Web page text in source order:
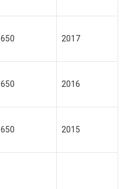
650 2017
650 2016
650 2015